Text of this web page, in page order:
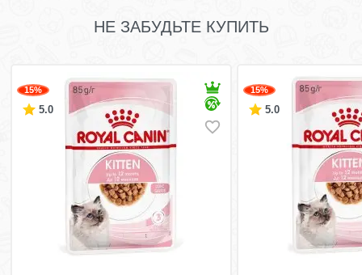
НЕ ЗАБУДЬТЕ КУПИТЬ
15%
5.0
15%
5.0